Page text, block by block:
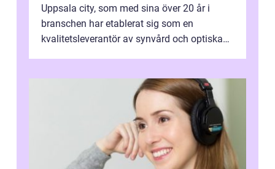
Uppsala city, som med sina över 20 år i
branschen har etablerat sig som en
kvalitetsleverantör av synvård och optiska